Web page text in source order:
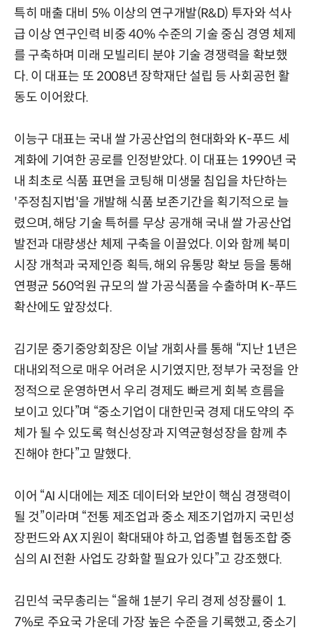
특히 매출 대비 5% 이상의 연구개발(R&D) 투자와 석사
급 이상 연구인력 비중 40% 수준의 기술 중심 경영 체제
를 구축하며 미래 모빌리티 분야 기술 경쟁력을 확보했
다. 이 대표는 또 2008년 장학재단 설립 등 사회공헌 활
동도 이어왔다.
이능구 대표는 국내 쌀 가공산업의 현대화와 K-푸드 세
계화에 기여한 공로를 인정받았다. 이 대표는 1990년 국
내 최초로 식품 표면을 코팅해 미생물 침입을 차단하는
'주정침지법'을 개발해 식품 보존기간을 획기적으로 늘
렸으며, 해당 기술 특허를 무상 공개해 국내 쌀 가공산업
발전과 대량생산 체제 구축을 이끌었다. 이와 함께 북미
시장 개척과 국제인증 획득, 해외 유통망 확보 등을 통해
연평균 560억원 규모의 쌀 가공식품을 수출하며 K-푸드
확산에도 앞장섰다.
김기문 중기중앙회장은 이날 개회사를 통해 “지난 1년은
대내외적으로 매우 어려운 시기였지만, 정부가 국정을 안
정적으로 운영하면서 우리 경제도 빠르게 회복 흐름을
보이고 있다”며 “중소기업이 대한민국 경제 대도약의 주
체가 될 수 있도록 혁신성장과 지역균형성장을 함께 추
진해야 한다”고 말했다.
이어 “AI 시대에는 제조 데이터와 보안이 핵심 경쟁력이
될 것”이라며 “전통 제조업과 중소 제조기업까지 국민성
장펀드와 AX 지원이 확대돼야 하고, 업종별 협동조합 중
심의 AI 전환 사업도 강화할 필요가 있다”고 강조했다.
김민석 국무총리는 “올해 1분기 우리 경제 성장률이 1.
7%로 주요국 가운데 가장 높은 수준을 기록했고, 중소기